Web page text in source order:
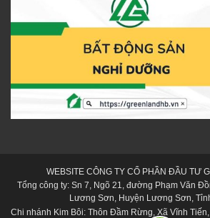
WEBSITE CÔNG TY CỔ PHẦN ĐẦU TƯ
Tổng công ty: Sn 7, Ngõ 21, đường Phạm Văn
Lương Sơn, Huyện Lương Sơn,
Chi nhánh Kim Bôi: Thôn Đầm Rừng, Xã Vĩnh